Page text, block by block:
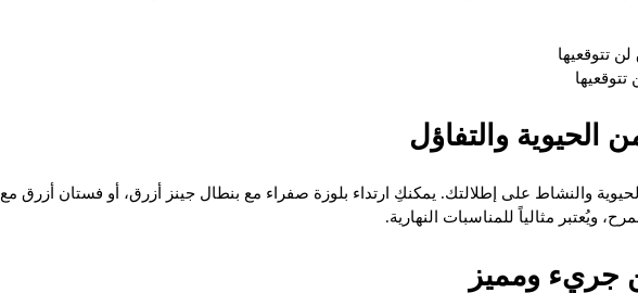
والنشاط على إطلالتك. يمكنكِ ارتداء بلوزة صفراء مع بنطال جينز أزرق، أو فستان أزرق مع
ويُعتبر مثالياً للمناسبات النهارية.